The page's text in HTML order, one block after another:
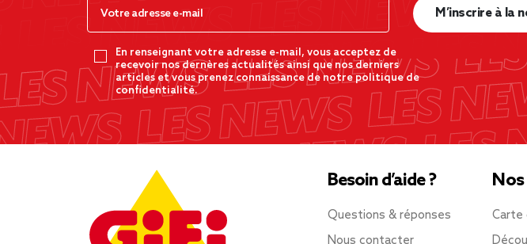
En renseignant votre adresse e-mail, vous acceptez de
recevoir nos dernères actualités ainsi que nos derniers
articles et vous prenez connaissance de notre politique de
confidentialité.
M’inscrire à la
Besoin d’aide ?
Questions & réponses
Nous contacter
Nos
Carte